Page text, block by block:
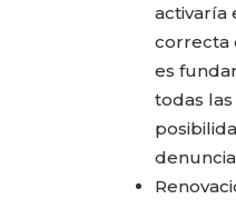
activaría
correcta
es
todas